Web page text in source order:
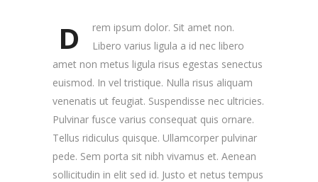
D
rem ipsum dolor. Sit amet non.
Libero varius ligula a id nec libero
amet non metus ligula risus egestas senectus
euismod. In vel tristique. Nulla risus aliquam
venenatis ut feugiat. Suspendisse nec ultricies.
Pulvinar fusce varius consequat quis ornare.
Tellus ridiculus quisque. Ullamcorper pulvinar
pede. Sem porta sit nibh vivamus et. Aenean
sollicitudin in elit sed id. Justo et netus tempus